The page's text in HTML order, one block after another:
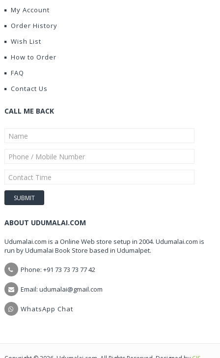
My Account
Order History
Wish List
How to Order
FAQ
Contact Us
CALL ME BACK
ABOUT UDUMALAI.COM
Udumalai.com is a Online Web store setup in 2004. Udumalai.com is
run by Udumalai Book Store based in Udumalpet.
Phone: +91 73 73 73 77 42
Email: udumalai@gmail.com
WhatsApp Chat